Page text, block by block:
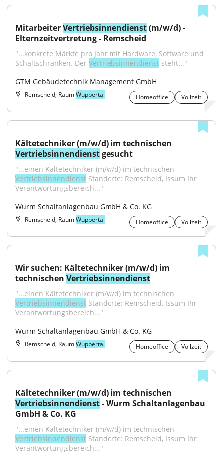
Mitarbeiter Vertriebsinnendienst (m/w/d) -
Elternzeitvertretung - Remscheid
"...konkrete Märkte pro Jahr mit Hardware, Software und
Schaltschränken. Der Vertriebsinnendienst steht..."
GTM Gebäudetechnik Management GmbH
Remscheid, RaumWuppertal Homeoffice Vollzeit
Vertriebsinnendienst gesucht
Vertriebsinnendienst Standorte: Remscheid, Issum Ihr
Verantwortungsbereich..."
Wurm Schaltanlagenbau GmbH & Co. KG
Remscheid, RaumWuppertal Homeoffice Vollzeit
Wir suchen: Kältetechniker (m/w/d) im
technischen Vertriebsinnendienst
Vertriebsinnendienst Standorte: Remscheid, Issum Ihr
Verantwortungsbereich..."
Wurm Schaltanlagenbau GmbH & Co. KG
Remscheid, RaumWuppertal Homeoffice Vollzeit
Vertriebsinnendienst - Wurm Schaltanlagenbau
GmbH & Co. KG
Vertriebsinnendienst Standorte: Remscheid, Issum Ihr
Verantwortungsbereich..."